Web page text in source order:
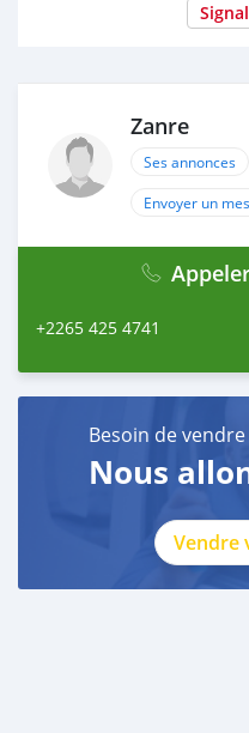
Zanre
Ses annonces
Envoyer un
+2265 425 4741
Besoin de
Nous
Vendre